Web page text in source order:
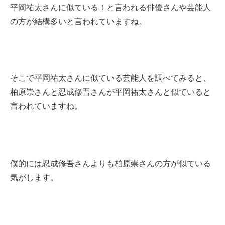
平岡祐太さんに似ている！と言われる俳優さんや芸能人
の方が結構多いと言われていますね。
そこで平岡祐太さんに似ている芸能人を調べてみると、
柏原崇さんと忍成修吾さんが平岡祐太さんと似ていると
言われていますね。
僕的には忍成修吾さんよりも柏原崇さんの方が似ている
気がします。